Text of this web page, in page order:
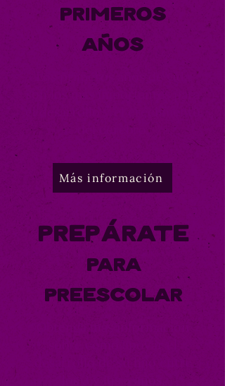
primeros
años
Los primeros años de vida
son los más importantes para
el desarrollo y el crecimiento
del cerebro.
Más información
Prepárate
para
preescolar
Obtenga más información
sobre cómo apoyar el
desarrollo de su hijo entre